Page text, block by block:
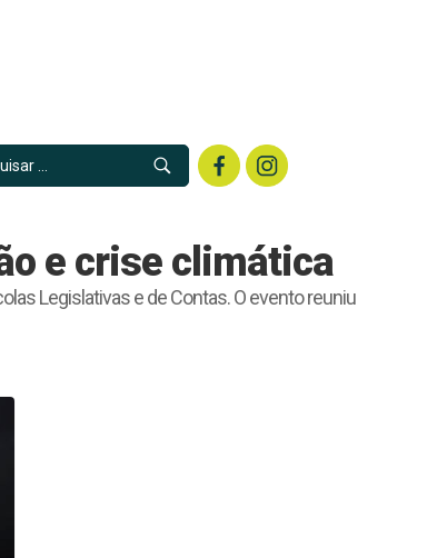
e crise climática
Legislativas e de Contas. O evento reuniu